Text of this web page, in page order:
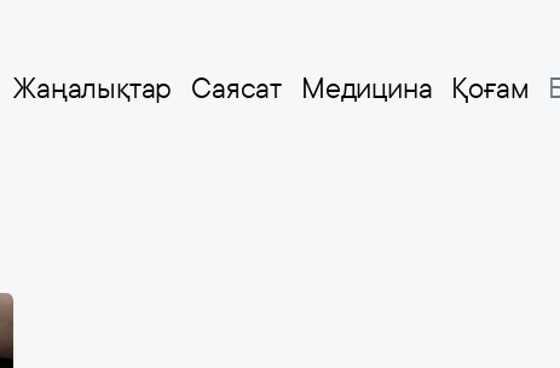
Жаңалықтар Саясат Медицина Қоғам